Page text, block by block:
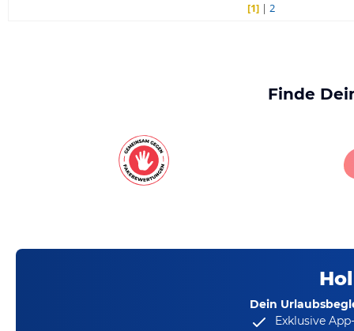
[1] |2
Finde
Dein
Exklusive